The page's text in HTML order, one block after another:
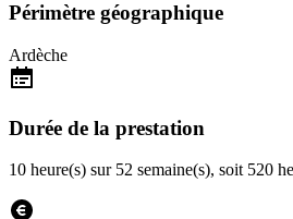
Périmètre géographique
Ardèche
Durée de la prestation
10 heure(s) sur 52 semaine(s), soit 520